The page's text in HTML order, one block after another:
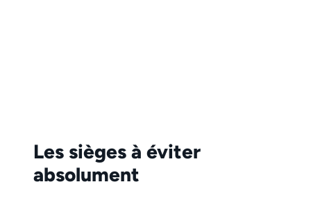
Les sièges à éviter
absolument